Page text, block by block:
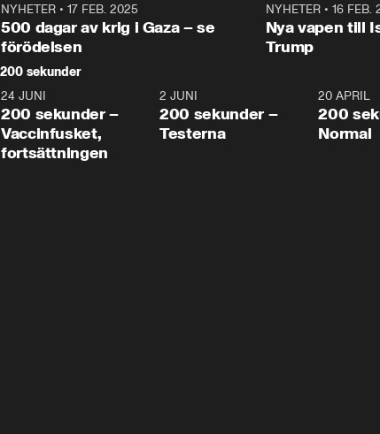
NYHETER • 17 FEB. 2025
500 dagar av krig i Gaza – se
förödelsen
NYHETER• 16 FEB.
Nya vapen till
Trump
200 sekunder
5:00
24 JUNI
200 sekunder –
Vaccinfusket,
fortsättningen
4:23
2 JUNI
200 sekunder –
Testerna
20 APRIL
200
Normal